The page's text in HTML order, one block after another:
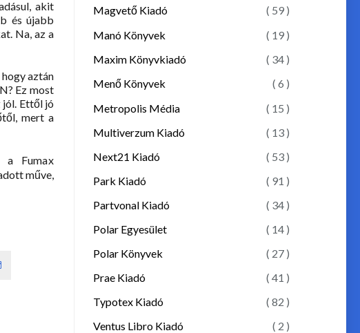
akit
és újabb
Na, az a
aztán
Ez most
jól. Ettől jó
mert a
a Fumax
műve,
Magvető Kiadó
( 59 )
Manó Könyvek
( 19 )
Maxim Könyvkiadó
( 34 )
Menő Könyvek
( 6 )
Metropolis Média
( 15 )
Multiverzum Kiadó
( 13 )
Next21 Kiadó
( 53 )
Park Kiadó
( 91 )
Partvonal Kiadó
( 34 )
Polar Egyesület
( 14 )
Polar Könyvek
( 27 )
Prae Kiadó
( 41 )
Typotex Kiadó
( 82 )
Ventus Libro Kiadó
( 2 )